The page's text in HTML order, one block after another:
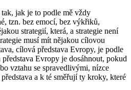
jak je to podle mě vždy
tzn. bez emocí, bez výkřiků,
strategií, která, a strategie není
musí mít nějakou cílovou
cílová představa Evropy, je podle
Evropy je dosáhnout, pokud
vztahu se spravedlivými, nízce
a k té směřují ty kroky, které